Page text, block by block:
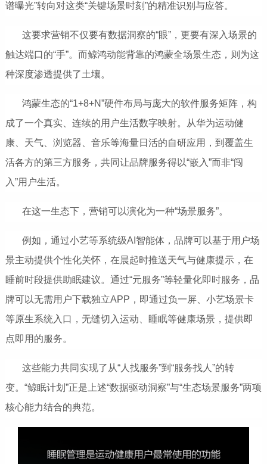
谱曝光”转向对这类“关键场景时刻”的精准识别与应答。
这要求营销不仅要有数据洞察的“眼”，更要有深入场景的
触达端口的“手”。而鲸鸿动能背靠的鸿蒙全场景生态，则为这
种深度渗透提供了土壤。
鸿蒙生态的“1+8+N”硬件布局与庞大的软件服务矩阵，构
成了一个真实、连续的用户生活数字映射。从华为运动健
康、天气、浏览器、音乐等海量日活的自研应用，到覆盖生
活各方的第三方服务，共同让品牌服务得以“嵌入”而非“闯
入”用户生活。
在这一生态下，营销可以演化为一种“场景服务”。
例如，通过小艺等系统级AI智能体，品牌可以基于用户场
景主动提供个性化关怀，在晨起时推送天气与健康提示，在
睡前时段提供助眠建议。通过“元服务”等轻量化即时服务，品
牌可以无需用户下载独立APP，即通过负一屏、小艺场景卡
等原生系统入口，无缝切入运动、睡眠等健康场景，提供即
点即用的服务。
这些能力共同实现了从“人找服务”到“服务找人”的转
变。“鲸眠计划”正是上述“数据驱动洞察”与“生态场景服务”两项
核心能力结合的典范。